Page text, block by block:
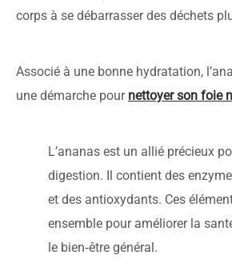
corps à se débarrasser des déchets
Associé à une bonne hydratation,
une démarche pour nettoyer son foie
L’ananas est un allié précieux
digestion. Il contient des
et des antioxydants. Ces
ensemble pour améliorer la
le bien‑être général.